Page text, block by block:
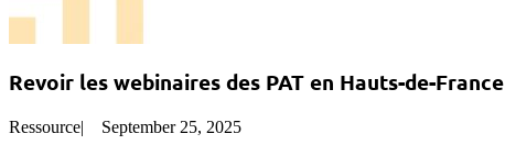
Revoir les webinaires des PAT en Hauts-de-France
Ressource| September 25, 2025